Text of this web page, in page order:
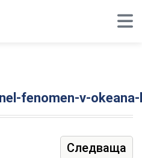
fenomen-v-
Следваща